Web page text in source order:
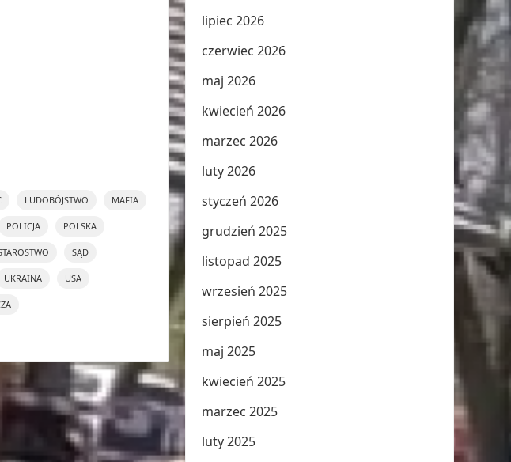
LUDOBÓJSTWO MAFIA
POLICJA POLSKA
SĄD
UKRAINA USA
lipiec 2026
czerwiec 2026
maj 2026
kwiecień 2026
marzec 2026
luty 2026
styczeń 2026
grudzień 2025
listopad 2025
wrzesień 2025
sierpień 2025
maj 2025
kwiecień 2025
marzec 2025
luty 2025